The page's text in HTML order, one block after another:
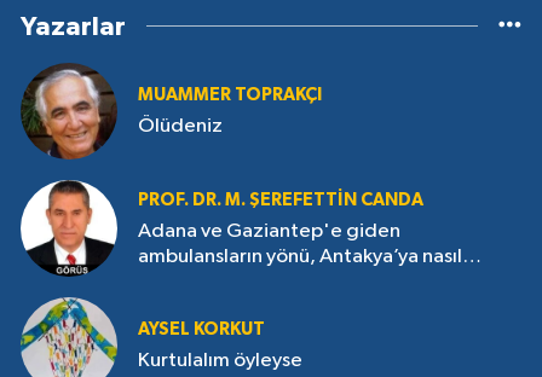
Yazarlar
MUAMMER TOPRAKÇI
Ölüdeniz
PROF. DR. M. ŞEREFETTIN CANDA
Adana ve Gaziantep'e giden
ambulansların yönü, Antakya’ya nasıl
AYSEL KORKUT
Kurtulalım öyleyse